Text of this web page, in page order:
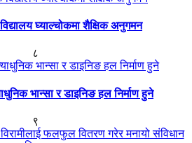
विद्यालय घ्याल्चोकमा शैक्षिक अनुगमन
८
भान्सा र डाइनिङ हल निर्माण हुने
९